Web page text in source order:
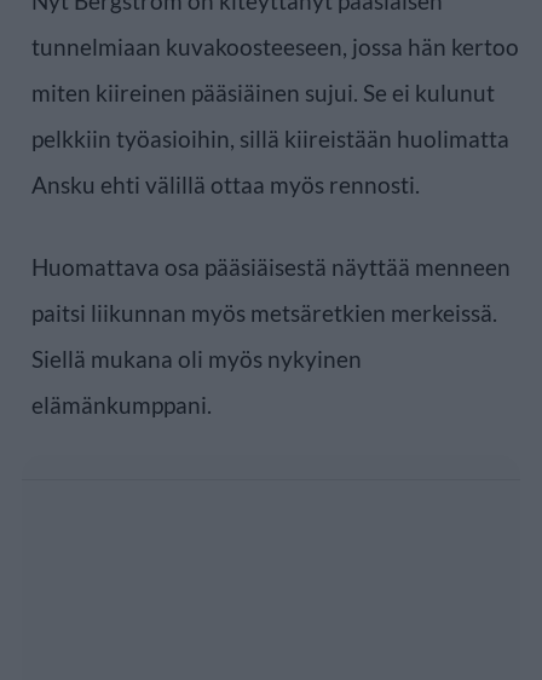
tunnelmiaan kuvakoosteeseen, jossa hän kertoo
miten kiireinen pääsiäinen sujui. Se ei kulunut
pelkkiin työasioihin, sillä kiireistään huolimatta
Ansku ehti välillä ottaa myös rennosti.
Huomattava osa pääsiäisestä näyttää menneen
paitsi liikunnan myös metsäretkien merkeissä.
Siellä mukana oli myös nykyinen
elämänkumppani.